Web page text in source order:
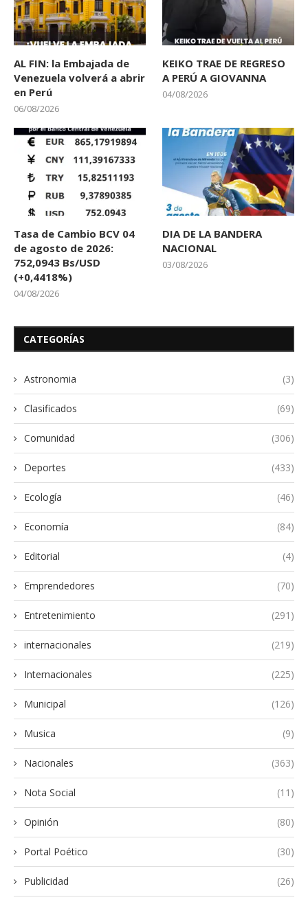
AL FIN: la Embajada de
Venezuela volverá a abrir
en Perú
06/08/2026
KEIKO TRAE DE REGRESO
A PERÚ A GIOVANNA
04/08/2026
Tasa de Cambio BCV 04
de agosto de 2026:
752,0943 Bs/USD
(+0,4418%)
04/08/2026
DIA DE LA BANDERA
NACIONAL
03/08/2026
CATEGORÍAS
Astronomia (3)
Clasificados (69)
Comunidad (306)
Deportes (433)
Ecología (46)
Economía (84)
Editorial (4)
Emprendedores (70)
Entretenimiento (291)
internacionales (219)
Internacionales (225)
Municipal (126)
Musica (9)
Nacionales (363)
Nota Social (11)
Opinión (80)
Portal Poético (30)
Publicidad (26)